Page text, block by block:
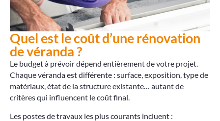
Quel est le coût d’une rénovation
de véranda ?
Le budget à prévoir dépend entièrement de votre projet.
Chaque véranda est différente : surface, exposition, type de
matériaux, état de la structure existante… autant de
critères qui influencent le coût final.
Les postes de travaux les plus courants incluent :